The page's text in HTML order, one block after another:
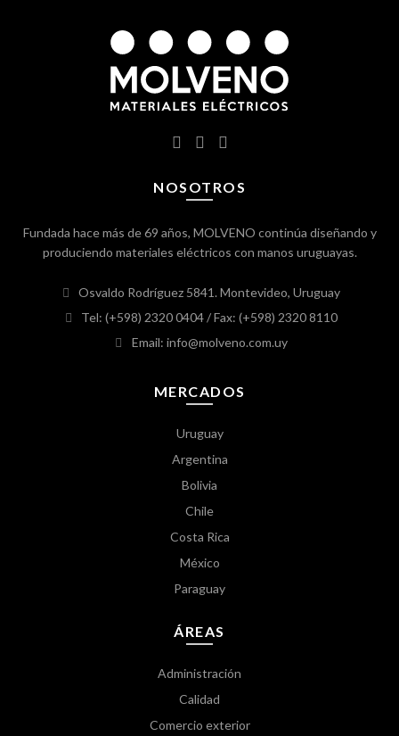
NOSOTROS
Fundada hace más de 69 años, MOLVENO continúa diseñando y
produciendo materiales eléctricos con manos uruguayas.
Osvaldo Rodríguez 5841. Montevideo, Uruguay
Tel: (+598) 2320 0404/ Fax: (+598) 2320 8110
Email: info@molveno.com.uy
MERCADOS
Uruguay
Argentina
Bolivia
Chile
Costa Rica
México
Paraguay
ÁREAS
Administración
Calidad
Comercio exterior